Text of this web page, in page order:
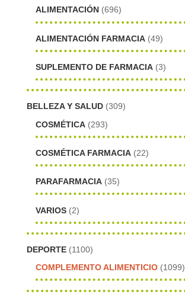
ALIMENTACIÓN (696)
ALIMENTACIÓN FARMACIA (49)
SUPLEMENTO DE FARMACIA (3)
BELLEZA Y SALUD (309)
COSMÉTICA (293)
COSMÉTICA FARMACIA (22)
PARAFARMACIA (35)
VARIOS (2)
DEPORTE (1100)
COMPLEMENTO ALIMENTICIO (1099)